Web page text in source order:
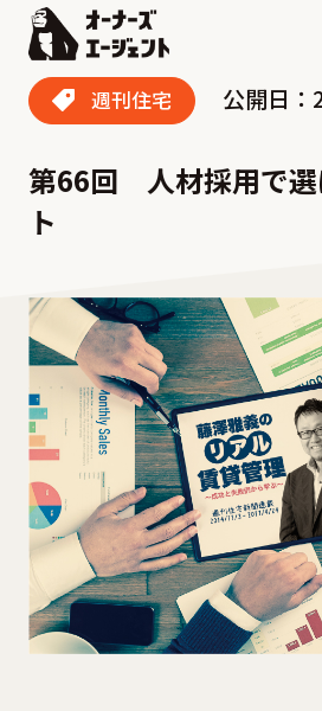
週刊住宅
公開日：
第66回 人材採用で選
ト